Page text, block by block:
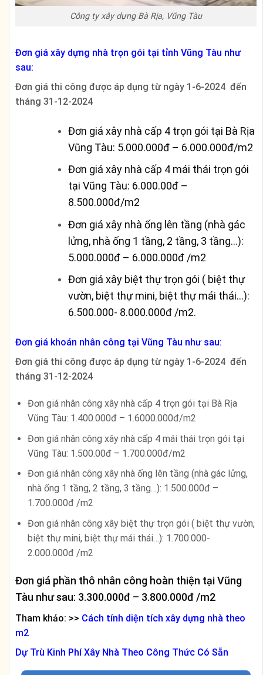
Công ty xây dựng Bà Rịa, Vũng Tàu
Đơn giá xây dựng nhà trọn gói tại tỉnh Vũng Tàu như
sau:
Đơn giá thi công được áp dụng từ ngày 1-6-2024 đến
tháng 31-12-2024
Đơn giá xây nhà cấp 4 trọn gói tại Bà Rịa
Vũng Tàu: 5.000.000đ – 6.000.000đ/m2
Đơn giá xây nhà cấp 4 mái thái trọn gói
tại Vũng Tàu: 6.000.00đ –
8.500.000đ/m2
Đơn giá xây nhà ống lên tầng (nhà gác
lửng, nhà ống 1 tầng, 2 tầng, 3 tầng…):
5.000.000đ – 6.000.000đ /m2
Đơn giá xây biệt thự trọn gói ( biệt thự
vườn, biệt thự mini, biệt thự mái thái…):
6.500.000- 8.000.000đ /m2.
Đơn giá khoán nhân công tại Vũng Tàu như sau:
Đơn giá thi công được áp dụng từ ngày 1-6-2024 đến
tháng 31-12-2024
Đơn giá nhân công xây nhà cấp 4 trọn gói tại Bà Rịa
Vũng Tàu: 1.400.000đ – 1.6000.000đ/m2
Đơn giá nhân công xây nhà cấp 4 mái thái trọn gói tại
Vũng Tàu: 1.500.00đ – 1.700.000đ/m2
Đơn giá nhân công xây nhà ống lên tầng (nhà gác lửng,
nhà ống 1 tầng, 2 tầng, 3 tầng…): 1.500.000đ –
1.700.000đ /m2
Đơn giá nhân công xây biệt thự trọn gói ( biệt thự vườn,
biệt thự mini, biệt thự mái thái…): 1.700.000-
2.000.000đ /m2
Đơn giá phần thô nhân công hoàn thiện tại Vũng
Tàu như sau: 3.300.000đ – 3.800.000đ /m2
Tham khảo: >> Cách tính diện tích xây dựng nhà theo
m2
Dự Trù Kinh Phí Xây Nhà Theo Công Thức Có Sẵn